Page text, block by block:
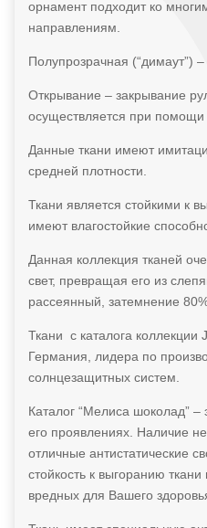
орнамент подходит ко
направлениям.
Полупрозрачная (“димаут”)
Открывание – закрывание
осуществляется при помощи
Данные ткани имеют
средней плотности.
Ткани является стойкими к
имеют влагостойкие
Данная коллекция тканей
свет, превращая его из
рассеянный, затемнение
Ткани с каталога коллекции
Германия, лидера по
солнцезащитных систем.
Каталог “Мелиса шоколад” –
его проявлениях. Наличие
отличные антистатические
стойкость к выгоранию
вредных для Вашего